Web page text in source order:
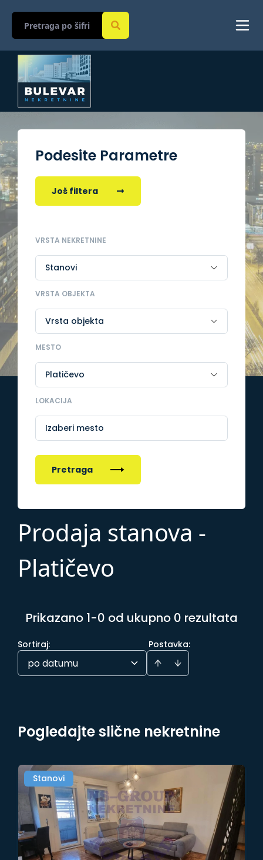
Podesite Parametre
Još filtera
VRSTA NEKRETNINE
VRSTA OBJEKTA
MESTO
LOKACIJA
Izaberi mesto
Pretraga
Prodaja stanova -
Platičevo
Prikazano 1-0 od ukupno 0 rezultata
Postavka:
Sortiraj:
po datumu
Pogledajte slične nekretnine
Stanovi